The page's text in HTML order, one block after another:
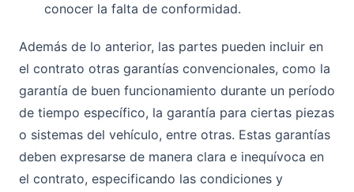
conocer la falta de conformidad.
Además de lo anterior, las partes pueden incluir en
el contrato otras garantías convencionales, como la
garantía de buen funcionamiento durante un período
de tiempo específico, la garantía para ciertas piezas
o sistemas del vehículo, entre otras. Estas garantías
deben expresarse de manera clara e inequívoca en
el contrato, especificando las condiciones y